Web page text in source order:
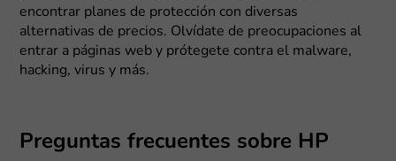
encontrar planes de protección con diversas
alternativas de precios. Olvídate de preocupaciones al
entrar a páginas web y prótegete contra el malware,
hacking, virus y más.
Preguntas frecuentes sobre HP